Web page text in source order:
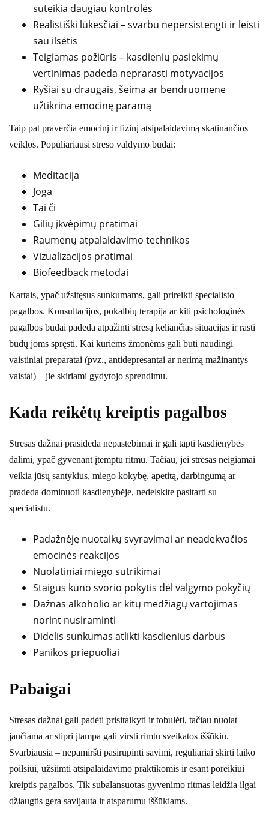
suteikia daugiau kontrolės
Realistiški lūkesčiai – svarbu nepersistengti ir leisti
sau ilsėtis
Teigiamas požiūris – kasdienių pasiekimų
vertinimas padeda neprarasti motyvacijos
Ryšiai su draugais, šeima ar bendruomene
užtikrina emocinę paramą
Taip pat praverčia emocinį ir fizinį atsipalaidavimą skatinančios
veiklos. Populiariausi streso valdymo būdai:
Meditacija
Joga
Tai či
Gilių įkvėpimų pratimai
Raumenų atpalaidavimo technikos
Vizualizacijos pratimai
Biofeedback metodai
Kartais, ypač užsitęsus sunkumams, gali prireikti specialisto
pagalbos. Konsultacijos, pokalbių terapija ar kiti psichologinės
pagalbos būdai padeda atpažinti stresą keliančias situacijas ir rasti
būdų joms spręsti. Kai kuriems žmonėms gali būti naudingi
vaistiniai preparatai (pvz., antidepresantai ar nerimą mažinantys
vaistai) – jie skiriami gydytojo sprendimu.
Kada reikėtų kreiptis pagalbos
Stresas dažnai prasideda nepastebimai ir gali tapti kasdienybės
dalimi, ypač gyvenant įtemptu ritmu. Tačiau, jei stresas neigiamai
veikia jūsų santykius, miego kokybę, apetitą, darbingumą ar
pradeda dominuoti kasdienybėje, nedelskite pasitarti su
specialistu.
Padažnėję nuotaikų svyravimai ar neadekvačios
emocinės reakcijos
Nuolatiniai miego sutrikimai
Staigus kūno svorio pokytis dėl valgymo pokyčių
Dažnas alkoholio ar kitų medžiagų vartojimas
norint nusiraminti
Didelis sunkumas atlikti kasdienius darbus
Panikos priepuoliai
Pabaigai
Stresas dažnai gali padėti prisitaikyti ir tobulėti, tačiau nuolat
jaučiama ar stipri įtampa gali virsti rimtu sveikatos iššūkiu.
Svarbiausia – nepamiršti pasirūpinti savimi, reguliariai skirti laiko
poilsiui, užsiimti atsipalaidavimo praktikomis ir esant poreikiui
kreiptis pagalbos. Tik subalansuotas gyvenimo ritmas leidžia ilgai
džiaugtis gera savijauta ir atsparumu iššūkiams.